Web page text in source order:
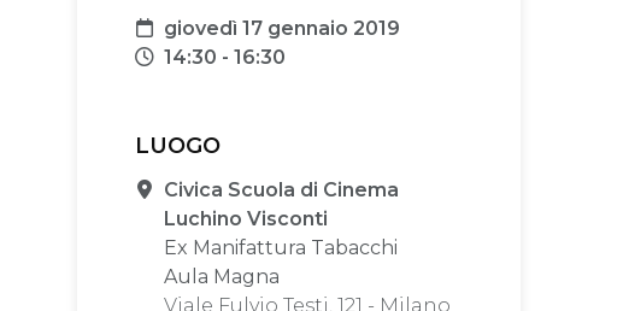
Data
giovedì 17 gennaio 2019
Orari
14:30 - 16:30
LUOGO
Sede
Civica Scuola di Cinema
Luchino Visconti
Ex Manifattura Tabacchi
Aula Magna
Viale Fulvio Testi, 121 - Milano